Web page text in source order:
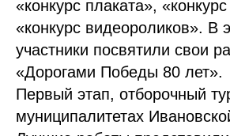
«конкурс плаката»,
«конкурс видеороликов». В
участники посвятили свои
«Дорогами Победы 80 лет».
Первый этап, отборочный
муниципалитетах